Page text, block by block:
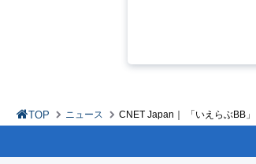
TOP ニュース CNET Japan｜ 「いえらぶBB